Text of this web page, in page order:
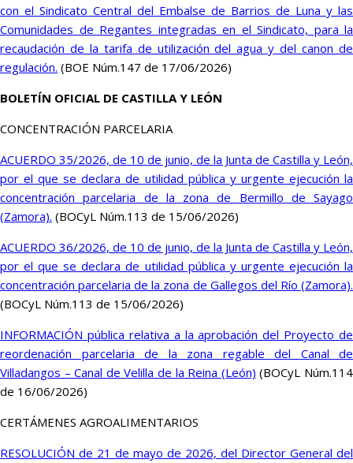
con el Sindicato Central del Embalse de Barrios de Luna y las
Comunidades de Regantes integradas en el Sindicato, para la
recaudación de la tarifa de utilización del agua y del canon de
regulación. (BOE Núm.147 de 17/06/2026)
BOLETÍN OFICIAL DE CASTILLA Y LEÓN
CONCENTRACIÓN PARCELARIA
ACUERDO 35/2026, de 10 de junio, de la Junta de Castilla y León,
por el que se declara de utilidad pública y urgente ejecución la
concentración parcelaria de la zona de Bermillo de Sayago
(Zamora). (BOCyL Núm.113 de 15/06/2026)
ACUERDO 36/2026, de 10 de junio, de la Junta de Castilla y León,
por el que se declara de utilidad pública y urgente ejecución la
concentración parcelaria de la zona de Gallegos del Río (Zamora).
(BOCyL Núm.113 de 15/06/2026)
INFORMACIÓN pública relativa a la aprobación del Proyecto de
reordenación parcelaria de la zona regable del Canal de
Villadangos – Canal de Velilla de la Reina (León) (BOCyL Núm.114
de 16/06/2026)
CERTÁMENES AGROALIMENTARIOS
RESOLUCIÓN de 21 de mayo de 2026, del Director General del